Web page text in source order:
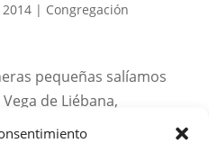
2014| Congregación
pequeñas salíamos
de Liébana,
nuestro